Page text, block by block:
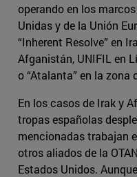
operando en los
Unidas y de la Unión
“Inherent Resolve” en
Afganistán, UNIFIL en
o “Atalanta” en la zona
En los casos de Irak y
tropas españolas
mencionadas trabajan
otros aliados de la
Estados Unidos.